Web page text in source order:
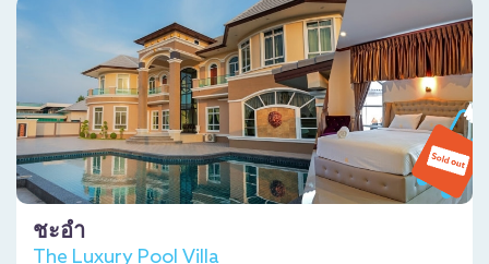
ชะอำ
The Luxury Pool Villa